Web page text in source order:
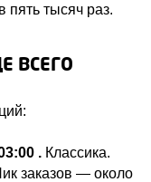
пять тысяч раз.
ВСЕГО
. Классика.
заказов — около